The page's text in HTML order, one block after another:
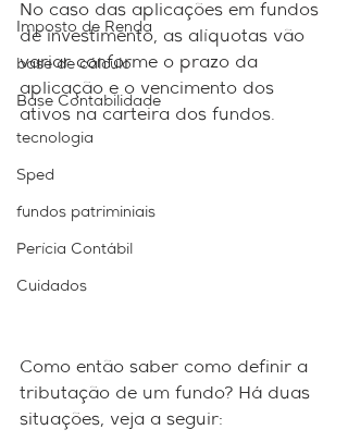
Imposto de Renda
base de cálculo
Base Contabilidade
tecnologia
Sped
fundos patriminiais
Perícia Contábil
Cuidados
No caso das aplicações em fundos
de investimento, as alíquotas vão
variar conforme o prazo da
aplicação e o vencimento dos
ativos na carteira dos fundos.
Como então saber como definir a
tributação de um fundo? Há duas
situações, veja a seguir: